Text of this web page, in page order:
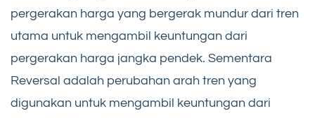
pergerakan harga yang bergerak mundur dari tren
utama untuk mengambil keuntungan dari
pergerakan harga jangka pendek. Sementara
Reversal adalah perubahan arah tren yang
digunakan untuk mengambil keuntungan dari